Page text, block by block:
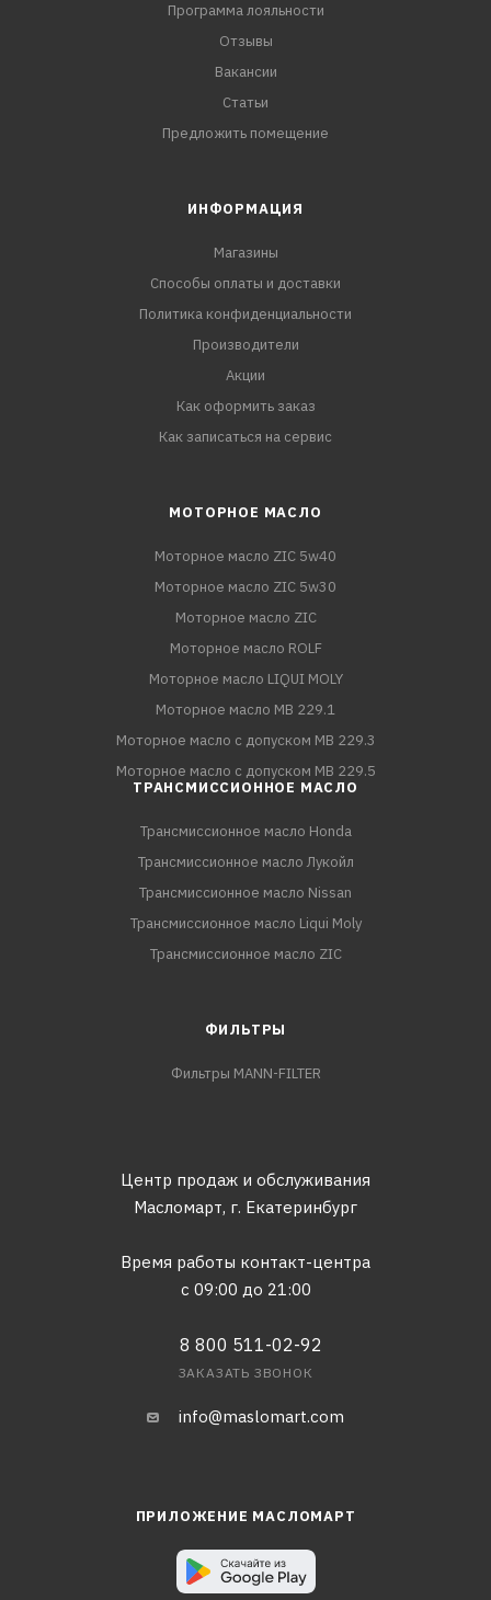
Программа лояльности
Отзывы
Вакансии
Статьи
Предложить помещение
ИНФОРМАЦИЯ
Магазины
Способы оплаты и доставки
Политика конфиденциальности
Производители
Акции
Как оформить заказ
Как записаться на сервис
МОТОРНОЕ МАСЛО
Моторное масло ZIC 5w40
Моторное масло ZIC 5w30
Моторное масло ZIC
Моторное масло ROLF
Моторное масло LIQUI MOLY
Моторное масло MB 229.1
Моторное масло с допуском MB 229.3
Моторное масло с допуском MB 229.5
ТРАНСМИССИОННОЕ МАСЛО
Трансмиссионное масло Honda
Трансмиссионное масло Лукойл
Трансмиссионное масло Nissan
Трансмиссионное масло Liqui Moly
Трансмиссионное масло ZIC
ФИЛЬТРЫ
Фильтры MANN-FILTER
Центр продаж и обслуживания
Масломарт, г. Екатеринбург
Время работы контакт-центра
с 09:00 до 21:00
8 800 511-02-92
ЗАКАЗАТЬ ЗВОНОК
info@maslomart.com
ПРИЛОЖЕНИЕ МАСЛОМАРТ